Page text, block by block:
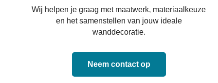
Wij helpen je graag met maatwerk, materiaalkeuze
en het samenstellen van jouw ideale
wanddecoratie.
Neem contact op